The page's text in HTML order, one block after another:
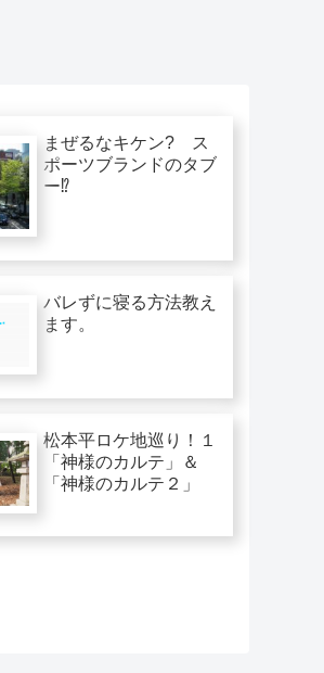
まぜるなキケン? ス
ポーツブランドのタブ
ー⁉︎
バレずに寝る方法教え
ます。
松本平ロケ地巡り！１
「神様のカルテ」＆
「神様のカルテ２」